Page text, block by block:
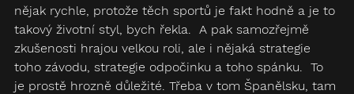
nějak rychle, protože těch sportů je fakt hodně a je to
takový životní styl, bych řekla.  A pak samozřejmě
zkušenosti hrajou velkou roli, ale i nějaká strategie
toho závodu, strategie odpočinku a toho spánku.  To
je prostě hrozně důležité. Třeba v tom Španělsku, tam